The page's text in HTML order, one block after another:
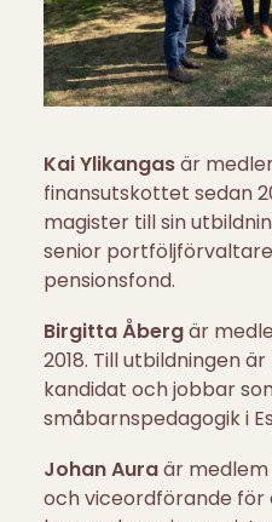
Kai Ylikangasär
finansutskottet sedan
magister till sin
senior
pensionsfond.
Birgitta Åbergär
2018. Till utbildningen
kandidat och jobbar
småbarnspedagogik i
Johan Auraär medlem
och viceordförande för